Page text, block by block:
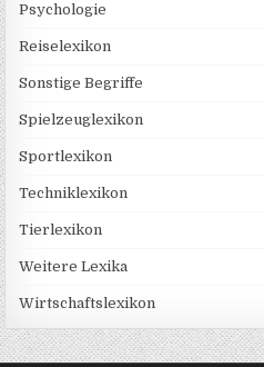
Psychologie
Reiselexikon
Sonstige Begriffe
Spielzeuglexikon
Sportlexikon
Techniklexikon
Tierlexikon
Weitere Lexika
Wirtschaftslexikon